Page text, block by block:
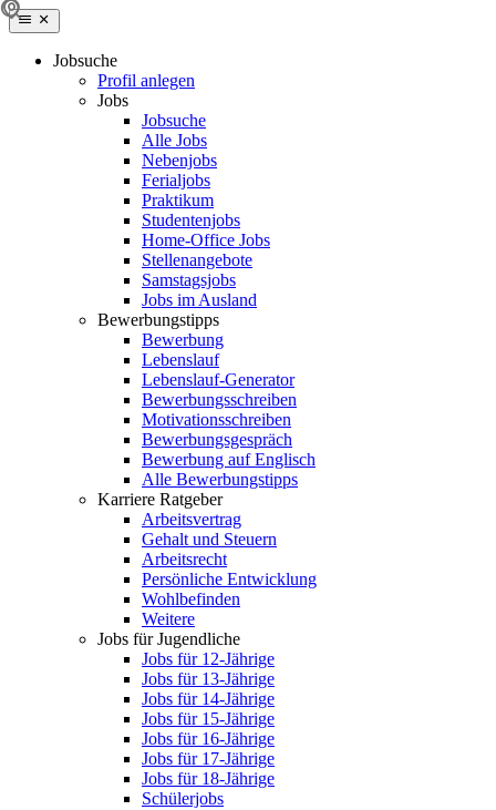
Jobsuche
Profil anlegen
Jobs
Jobsuche
Alle Jobs
Nebenjobs
Ferialjobs
Praktikum
Studentenjobs
Home-Office Jobs
Stellenangebote
Samstagsjobs
Jobs im Ausland
Bewerbungstipps
Bewerbung
Lebenslauf
Lebenslauf-Generator
Bewerbungsschreiben
Motivationsschreiben
Bewerbungsgespräch
Bewerbung auf Englisch
Alle Bewerbungstipps
Karriere Ratgeber
Arbeitsvertrag
Gehalt und Steuern
Arbeitsrecht
Persönliche Entwicklung
Wohlbefinden
Weitere
Jobs für Jugendliche
Jobs für 12-Jährige
Jobs für 13-Jährige
Jobs für 14-Jährige
Jobs für 15-Jährige
Jobs für 16-Jährige
Jobs für 17-Jährige
Jobs für 18-Jährige
Schülerjobs